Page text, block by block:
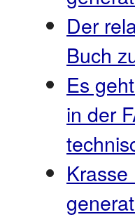
Der
Buch
Es
in der